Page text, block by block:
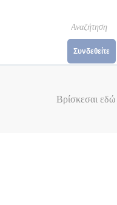
Συνδεθείτε
Βρίσκεσαι εδώ